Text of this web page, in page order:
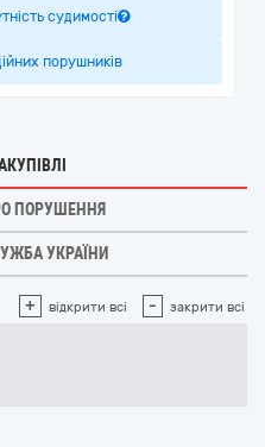
судимості
порушників
ПОРУШЕННЯ
УКРАЇНИ
+ відкрити всі - закрити всі